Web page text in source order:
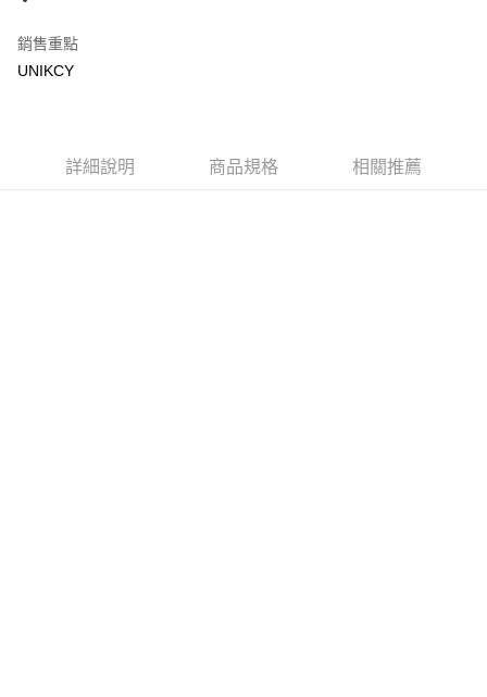
7-11取貨付款［需3-5個工作天不含預購商品］
銷售重點
UNIKCY
詳細說明 商品規格 相關推薦